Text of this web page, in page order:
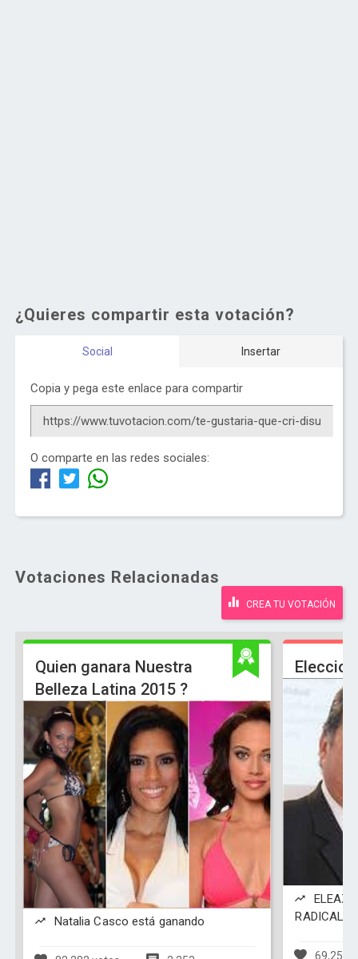
¿Quieres compartir esta votación?
Social Insertar
Copia y pega este enlace para compartir
O comparte en las redes sociales:
Votaciones Relacionadas
CREA TU VOTACIÓN
Quien ganara Nuestra
Belleza Latina 2015 ?
Natalia Casco está ganando
RADICAL
69,251